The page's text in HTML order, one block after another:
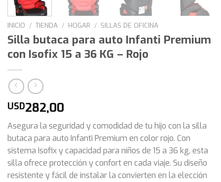
INICIO / TIENDA / HOGAR / SILLAS DE OFICINA
Silla butaca para auto Infanti Premium
con Isofix 15 a 36 KG – Rojo
USD282,00
Asegura la seguridad y comodidad de tu hijo con la silla
butaca para auto Infanti Premium en color rojo. Con
sistema Isofix y capacidad para niños de 15 a 36 kg, esta
silla ofrece protección y confort en cada viaje. Su diseño
resistente y fácil de instalar la convierten en la elección